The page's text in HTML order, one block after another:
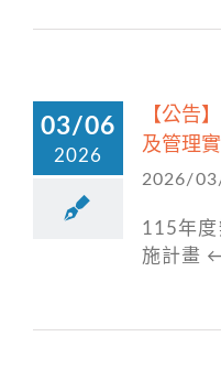
03/06
2026
【公告
及管理
2026/
115年度
施計畫